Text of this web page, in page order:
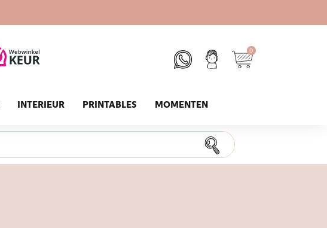
0
INTERIEUR PRINTABLES MOMENTEN